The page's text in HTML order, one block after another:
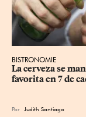
BISTRONOMIE
La cerveza se
favorita en 7 de
Por Judith Santiago